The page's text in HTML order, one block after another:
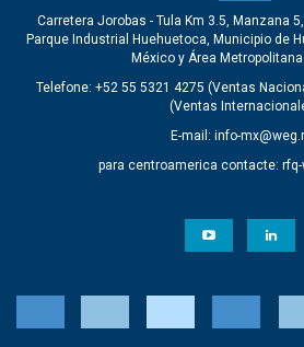
Carretera Jorobas - Tula Km 3.5, Manzana
Parque Industrial Huehuetoca, Municipio de
México y Área
Telefone: +52 55 5321 4275 (Ventas
(Ventas
E-mail: info-
para centroamerica contacte: